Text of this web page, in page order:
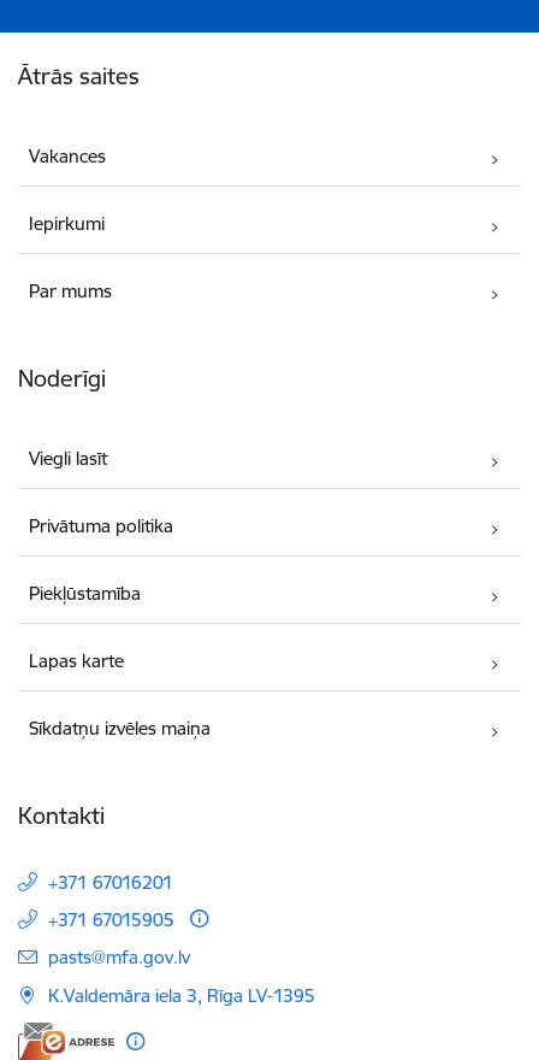
Ātrās saites
Vakances
Iepirkumi
Par mums
Noderīgi
Viegli lasīt
Privātuma politika
Piekļūstamība
Lapas karte
Sīkdatņu izvēles maiņa
Kontakti
+371 67016201
+371 67015905
E-pasts:
pasts@mfa.gov.lv
K.Valdemāra iela 3, Rīga LV-1395